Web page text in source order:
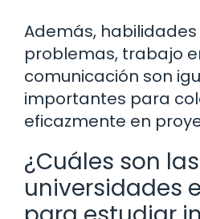
Además,
problemas, trabajo
comunicación son
importantes para
eficazmente en
¿Cuáles son
universidades